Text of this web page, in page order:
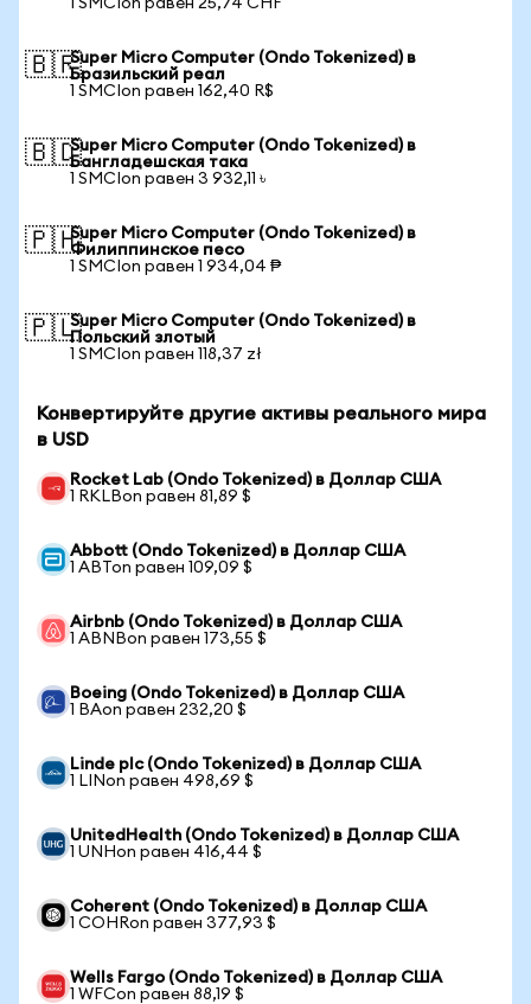
1 SMCIon равен 25,74 CHF
🇧🇷Super Micro Computer (Ondo Tokenized) в
Бразильский реал
1 SMCIon равен 162,40 R$
🇧🇩Super Micro Computer (Ondo Tokenized) в
Бангладешская така
1 SMCIon равен 3 932,11 ৳
🇵🇭Super Micro Computer (Ondo Tokenized) в
Филиппинское песо
1 SMCIon равен 1 934,04 ₱
🇵🇱Super Micro Computer (Ondo Tokenized) в
Польский злотый
1 SMCIon равен 118,37 zł
Конвертируйте другие активы реального мира
в USD
Rocket Lab (Ondo Tokenized) в Доллар США
1 RKLBon равен 81,89 $
Abbott (Ondo Tokenized) в Доллар США
1 ABTon равен 109,09 $
Airbnb (Ondo Tokenized) в Доллар США
1 ABNBon равен 173,55 $
Boeing (Ondo Tokenized) в Доллар США
1 BAon равен 232,20 $
Linde plc (Ondo Tokenized) в Доллар США
1 LINon равен 498,69 $
UnitedHealth (Ondo Tokenized) в Доллар США
1 UNHon равен 416,44 $
Coherent (Ondo Tokenized) в Доллар США
1 COHRon равен 377,93 $
Wells Fargo (Ondo Tokenized) в Доллар США
1 WFCon равен 88,19 $